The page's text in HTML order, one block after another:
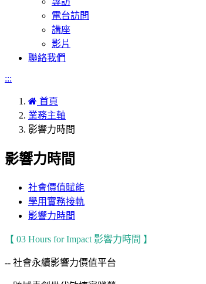
電台訪問
講座
影片
聯絡我們
:::
首頁
業務主軸
影響力時間
影響力時間
社會價值賦能
學用實務接軌
影響力時間
【 03 Hours for Impact 影響力時間 】
-- 社會永續影響力價值平台